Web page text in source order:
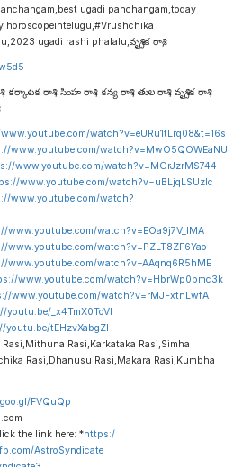
ugadi panchangam,today
horoscopeintelugu,#Vrushchika
ugadi rashi phalalu,వృశ్చిక రాశి,
రాశి , సింహ రాశి , కన్య రాశి , తుల రాశి , వృశ్చిక రాశి ,
watch?v=eURu1tLrq08&t=16s
www.youtube.com/watch?v=MwO5QOWEaNU
www.youtube.com/watch?v=MGrJzrMS744
www.youtube.com/watch?v=uBLjqLSUzIc
www.youtube.com/watch?
www.youtube.com/watch?v=EOa9j7V_lMA
www.youtube.com/watch?v=PZLT8ZF6Yao
www.youtube.com/watch?v=AAqnq6R5hME
www.youtube.com/watch?v=HbrWp0bmc3k
www.youtube.com/watch?v=rMJFxtnLwfA
youtu.be/_x4TmX0ToVI
youtu.be/tEHzvXabgZI
Rasi,Karkataka Rasi,Simha
Rasi,Dhanusu Rasi,Makara Rasi,Kumbha
FVQuQp
the link here: *https:/
AstroSyndicate